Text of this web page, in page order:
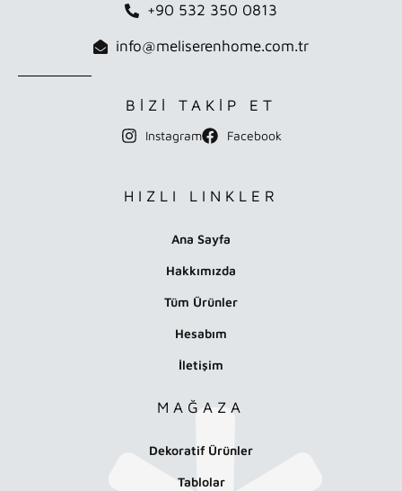
+90 532 350 0813
info@meliserenhome.com.tr
BİZİ TAKİP ET
Instagram Facebook
HIZLI LINKLER
Ana Sayfa
Hakkımızda
Tüm Ürünler
Hesabım
İletişim
MAĞAZA
Dekoratif Ürünler
Tablolar